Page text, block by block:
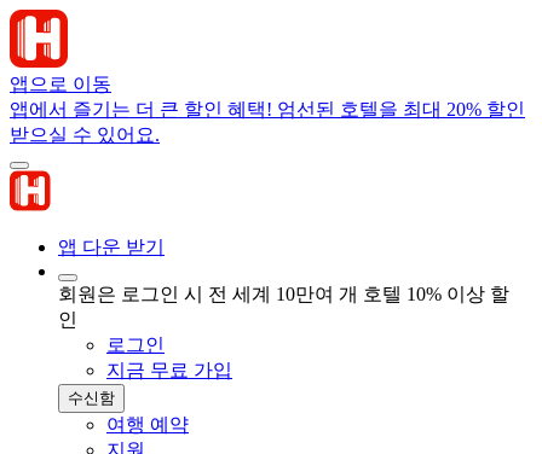
앱으로 이동
앱에서 즐기는 더 큰 할인 혜택! 엄선된 호텔을 최대 20% 할인
받으실 수 있어요.
앱 다운 받기
회원은 로그인 시 전 세계 10만여 개 호텔 10% 이상 할
인
로그인
지금 무료 가입
수신함
여행 예약
지원